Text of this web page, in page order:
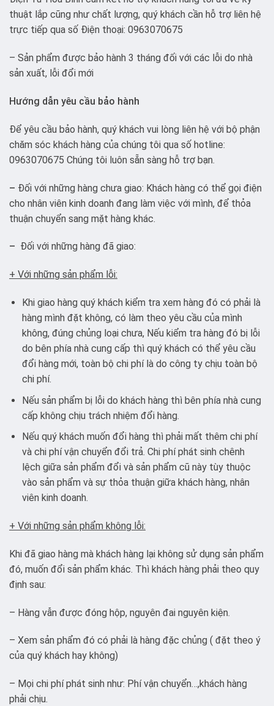
thuật lắp cũng như chất lượng, quý khách cần hỗ trợ liên hệ
trực tiếp qua số Điện thoại: 0963070675
– Sản phẩm được bảo hành 3 tháng đối với các lỗi do nhà
sản xuất, lỗi đổi mới
Hướng dẫn yêu cầu bảo hành
Để yêu cầu bảo hành, quý khách vui lòng liên hệ với bộ phận
chăm sóc khách hàng của chúng tôi qua số hotline:
0963070675 Chúng tôi luôn sẵn sàng hỗ trợ bạn.
– Đối với những hàng chưa giao: Khách hàng có thể gọi điện
cho nhân viên kinh doanh đang làm việc với mình, để thỏa
thuận chuyển sang mặt hàng khác.
– Đối với những hàng đã giao:
+ Với những sản phẩm lỗi:
Khi giao hàng quý khách kiểm tra xem hàng đó có phải là
hàng mình đặt không, có làm theo yêu cầu của mình
không, đúng chủng loại chưa, Nếu kiểm tra hàng đó bị lỗi
do bên phía nhà cung cấp thì quý khách có thể yêu cầu
đổi hàng mới, toàn bộ chi phí là do công ty chịu toàn bộ
chi phí.
Nếu sản phẩm bị lỗi do khách hàng thì bên phía nhà cung
cấp không chịu trách nhiệm đổi hàng.
Nếu quý khách muốn đổi hàng thì phải mất thêm chi phí
và chi phí vận chuyển đổi trả. Chi phí phát sinh chênh
lệch giữa sản phẩm đổi và sản phẩm cũ này tùy thuộc
vào sản phẩm và sự thỏa thuận giữa khách hàng, nhân
viên kinh doanh.
+ Với những sản phẩm không lỗi:
Khi đã giao hàng mà khách hàng lại không sử dụng sản phẩm
đó, muốn đổi sản phẩm khác. Thì khách hàng phải theo quy
định sau:
– Hàng vẫn được đóng hộp, nguyên đai nguyên kiện.
– Xem sản phẩm đó có phải là hàng đặc chủng ( đặt theo ý
của quý khách hay không)
– Mọi chi phí phát sinh như: Phí vận chuyển…,khách hàng
phải chịu.